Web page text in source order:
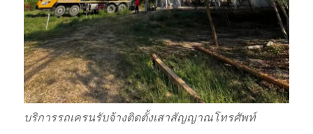
บริการรถเครนรับจ้างติดตั้งเสาสัญญาณโทรศัพท์